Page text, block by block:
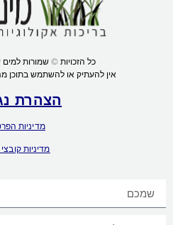
כל הזכויות © שמורות למים
אין להעתיק או להשתמש בתוכן
הצהרת
מדיניות
מדיניות קובצי